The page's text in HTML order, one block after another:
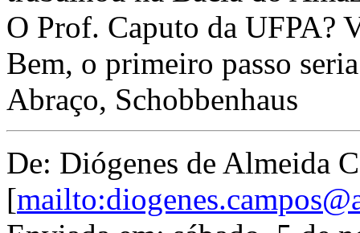
O Prof. Caputo da UFPA?
Bem, o primeiro passo
Abraço, Schobbenhaus
De: Diógenes de Almeida
[